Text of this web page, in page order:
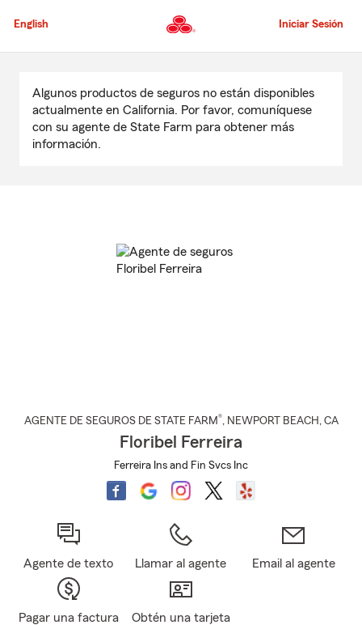
al
principal
English Iniciar Sesión
contenido
principal
Algunos productos de seguros no están disponibles
actualmente en California. Por favor, comuníquese
con su agente de State Farm para obtener más
información.
AGENTE DE SEGUROS DE STATE FARM®, NEWPORT BEACH , CA
Floribel Ferreira
Ferreira Ins and Fin Svcs Inc
Agente de texto Llamar al agente Email al agente
Pagar una factura
Obtén una tarjeta